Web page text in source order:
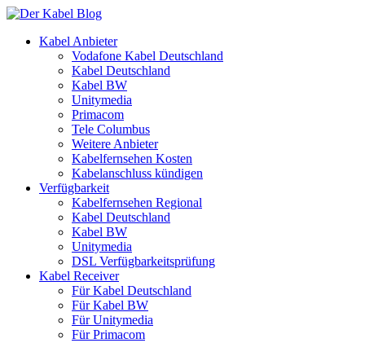
Kabel Anbieter
Vodafone Kabel Deutschland
Kabel Deutschland
Kabel BW
Unitymedia
Primacom
Tele Columbus
Weitere Anbieter
Kabelfernsehen Kosten
Kabelanschluss kündigen
Verfügbarkeit
Kabelfernsehen Regional
Kabel Deutschland
Kabel BW
Unitymedia
DSL Verfügbarkeitsprüfung
Kabel Receiver
Für Kabel Deutschland
Für Kabel BW
Für Unitymedia
Für Primacom